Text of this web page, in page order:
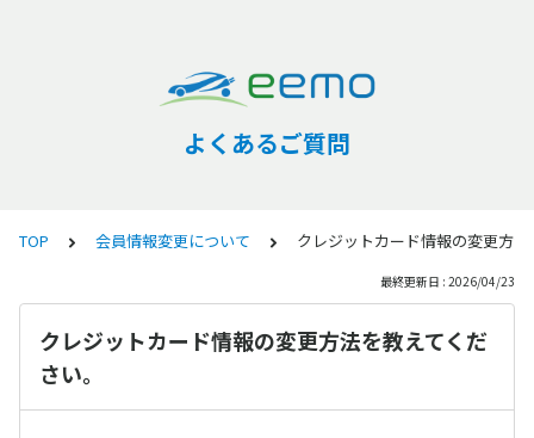
よくあるご質問
TOP 会員情報変更について クレジットカード情報の変更方
最終更新日 : 2026/04/23
クレジットカード情報の変更方法を教えてくだ
さい。